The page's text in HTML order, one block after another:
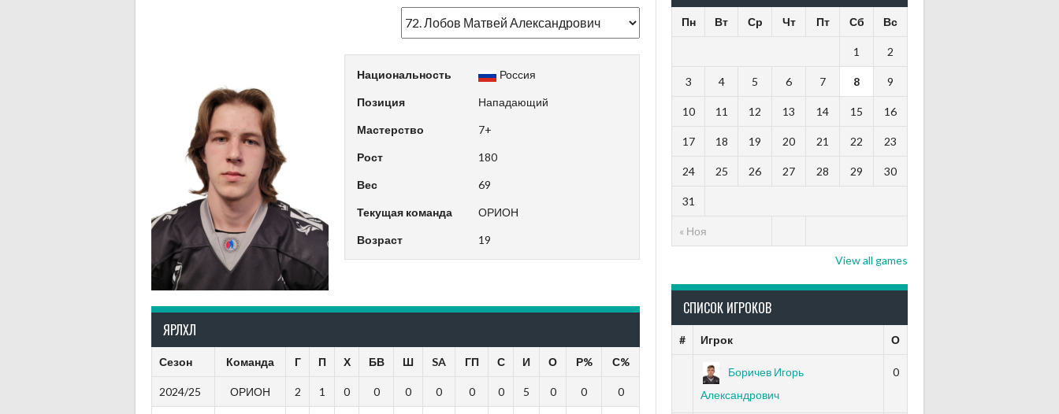
Национальность Россия
Позиция Нападающий
Мастерство 7+
Рост 180
Вес 69
Текущая команда ОРИОН
Возраст 19
ЯРЛХЛ
Сезон Команда Г П Х БВ Ш SA ГП С И О Р% С%
2024/25 ОРИОН 2 1 0 0 0 0 0 0 5 0 0 0
Пн Вт Ср Чт Пт Сб Вс
« Ноя
1 2
3 4 5 6 7 8 9
10 11 12 13 14 15 16
17 18 19 20 21 22 23
24 25 26 27 28 29 30
31
View all games
СПИСОК ИГРОКОВ
# Игрок О
Боричев Игорь
Александрович
0